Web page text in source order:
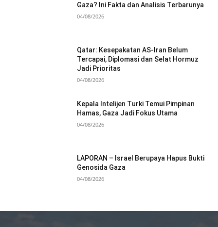
Gaza? Ini Fakta dan Analisis Terbarunya
04/08/2026
Qatar: Kesepakatan AS-Iran Belum
Tercapai, Diplomasi dan Selat Hormuz
Jadi Prioritas
04/08/2026
Kepala Intelijen Turki Temui Pimpinan
Hamas, Gaza Jadi Fokus Utama
04/08/2026
LAPORAN – Israel Berupaya Hapus Bukti
Genosida Gaza
04/08/2026